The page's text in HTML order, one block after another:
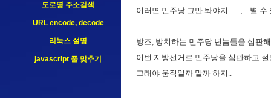
도로명 주소검색
URL encode, decode
리눅스 설명
javascript 줄 맞추기
이러면 민주당 그만 봐야지.. -.-;... 별 수
방조, 방치하는 민주당 년놈들을 심판
이번 지방선거로 민주당을 심판하고
그래야 움직일까 말까 하지..